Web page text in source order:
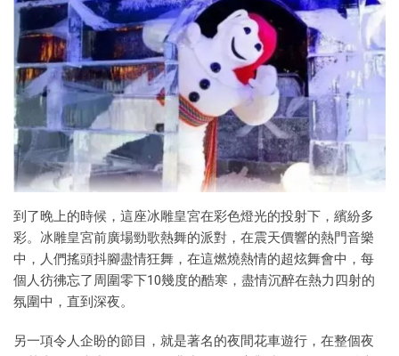
到了晚上的時候，這座冰雕皇宮在彩色燈光的投射下，繽紛多
彩。冰雕皇宮前廣場勁歌熱舞的派對，在震天價響的熱門音樂
中，人們搖頭抖腳盡情狂舞，在這燃燒熱情的超炫舞會中，每
個人彷彿忘了周圍零下10幾度的酷寒，盡情沉醉在熱力四射的
氛圍中，直到深夜。
另一項令人企盼的節目，就是著名的夜間花車遊行，在整個夜